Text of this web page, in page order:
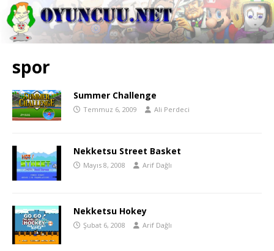
spor
Summer Challenge
Temmuz 6, 2009 Ali Perdeci
Nekketsu Street Basket
Mayıs 8, 2008 Arif Dağlı
Nekketsu Hokey
Şubat 6, 2008 Arif Dağlı